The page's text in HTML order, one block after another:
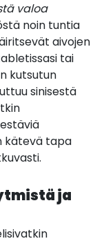
valoa
noin tuntia
aivojen
tai
kutsutun
sinisestä
kätevä tapa
ja